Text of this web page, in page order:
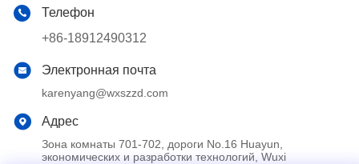
Телефон
+86-18912490312
Электронная почта
karenyang@wxszzd.com
Адрес
Зона комнаты 701-702, дороги No.16 Huayun,
экономических и разработки технологий, Wuxi